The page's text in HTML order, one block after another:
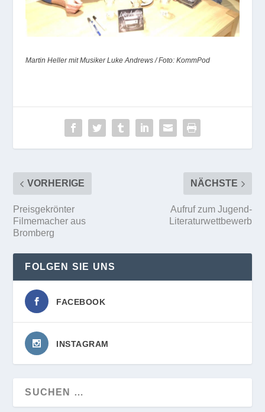
Martin Heller mit Musiker Luke Andrews / Foto: KommPod
VORHERIGE
Preisgekrönter
Filmemacher aus
Bromberg
NÄCHSTE
Aufruf zum Jugend-
Literaturwettbewerb
FOLGEN SIE UNS
FACEBOOK
INSTAGRAM